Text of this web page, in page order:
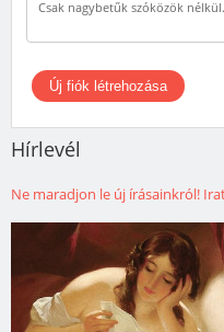
Csak nagybetűk szóközök nélkül.
Hírlevél
Ne maradjon le új írásainkról!